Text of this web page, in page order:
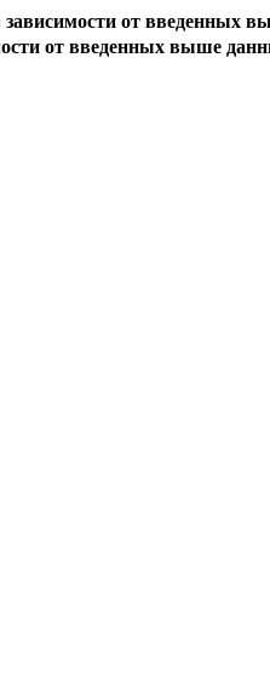
зависимости от введенных
от введенных выше